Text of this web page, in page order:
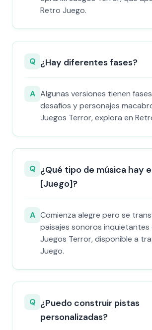
Retro Juego.
Q ¿Hay diferentes fases?
A Algunas versiones tienen
desafíos y personajes
Juegos Terror, explora en
Q ¿Qué tipo de música hay
[Juego]?
A Comienza alegre pero se
paisajes sonoros inquietantes
Juegos Terror, disponible a
Juego.
Q ¿Puedo construir pistas
personalizadas?